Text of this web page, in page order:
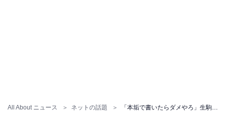
All About ニュース ネットの話題